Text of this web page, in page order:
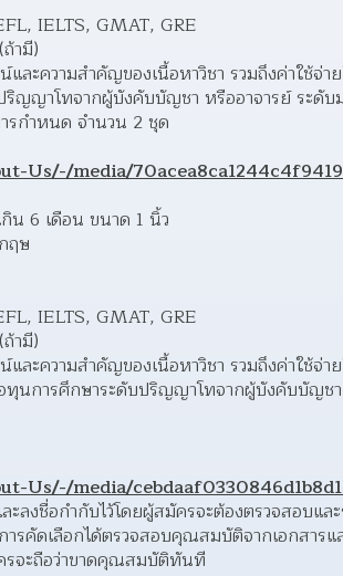
IELTS, GMAT, GRE
ามี)
ละความสำคัญของเนื้อหาวิชา รวมถึงค่าใช้จ่า
ญญาโทจากผู้บังคับบัญชา หรืออาจารย์ ระดับ
กำหนด จำนวน 2 ชุด
Us/-/media/
น 6 เดือน ขนาด 1 นิ้ว
ฤษ
IELTS, GMAT, GRE
ามี)
ละความสำคัญของเนื้อหาวิชา รวมถึงค่าใช้จ่า
นการศึกษาระดับปริญญาโทจากผู้บังคับบัญช
Us/-/media/
ะลงชื่อกำกับไว้โดยผู้สมัครจะต้องตรวจสอบแ
คัดเลือกได้ตรวจสอบคุณสมบัติจากเอกสารแ
รจะถือว่าขาดคุณสมบัติทันที